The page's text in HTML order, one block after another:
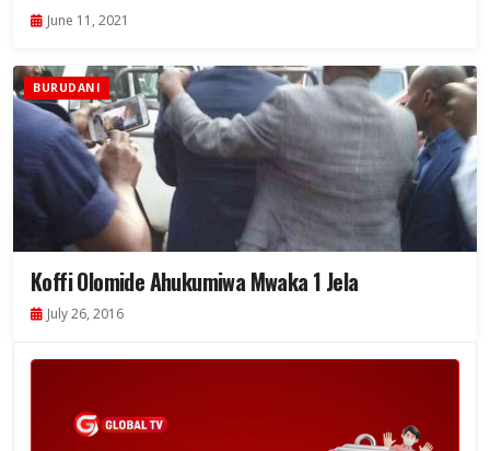
June 11, 2021
BURUDANI
Koffi Olomide Ahukumiwa Mwaka 1 Jela
July 26, 2016